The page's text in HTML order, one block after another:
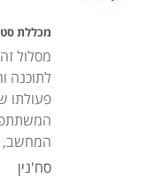
בחר את הקורס
אליך בהקדם.
מכללת
מסלול
לתוכנה
פעולתו
המחשב,
סח'נין